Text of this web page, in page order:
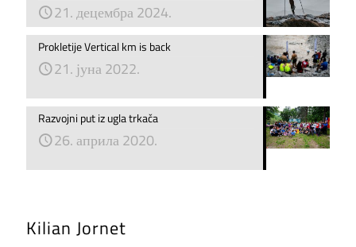
21. децембра 2024.
Prokletije Vertical km is back
21. јуна 2022.
Razvojni put iz ugla trkača
26. априла 2020.
Kilian Jornet